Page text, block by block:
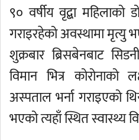
९० वर्षीय वृद्बा महिलाको
गराइरहेको अवस्थामा मृत्यु
शुक्रबार ब्रिसबेनबाट
विमान भित्र कोरोनाको
अस्पताल भर्ना गराइएको
भएको त्यहाँ स्थित स्वास्थ्य